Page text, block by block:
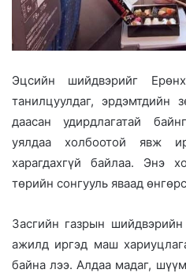
Эцсийн шийдвэрийг
танилцуулдаг, эрдэмтдийн
даасан удирдлагатай
уялдаа холбоотой явж
харагдахгүй байлаа. Энэ
төрийн сонгууль яваад
Засгийн газрын
ажилд иргэд маш
байна лээ. Алдаа мадаг,